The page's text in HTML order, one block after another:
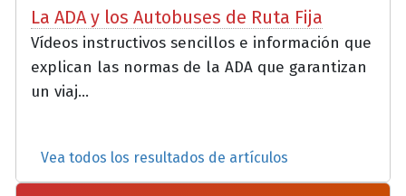
La ADA y los Autobuses de Ruta Fija
Vídeos instructivos sencillos e información que
explican las normas de la ADA que garantizan
un viaj...
Vea todos los resultados de artículos